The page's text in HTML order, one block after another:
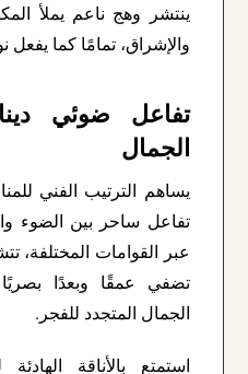
ينتشر وهج ناعم يملأ
والإشراق، تمامًا كما يفعل
تفاعل ضوئي
الجمال
يساهم الترتيب الفني
تفاعل ساحر بين الضوء
عبر القوامات المختلفة،
تضفي عمقًا وبعدًا بصريًا
الجمال المتجدد للفجر.
استمتع بالأناقة